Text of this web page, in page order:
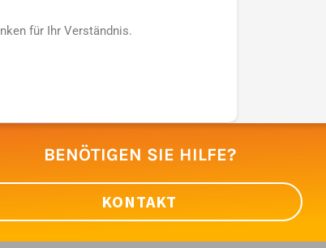
für Ihr Verständnis.
BENÖTIGEN SIE HILFE?
KONTAKT